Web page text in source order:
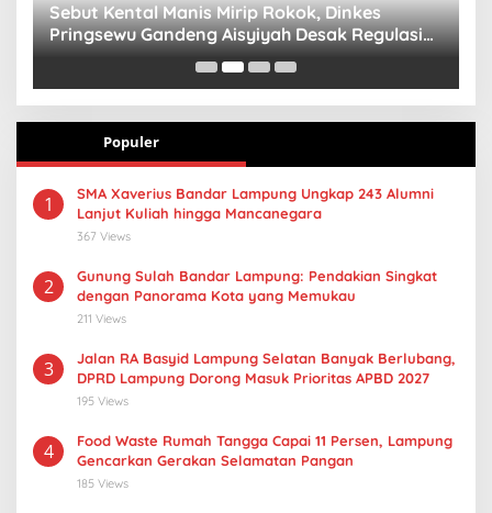
Sebut Kental Manis Mirip Rokok, Dinkes
Pringsewu Gandeng Aisyiyah Desak Regulasi
Gizi Anak
Populer
1
SMA Xaverius Bandar Lampung Ungkap 243 Alumni
Lanjut Kuliah hingga Mancanegara
367 Views
2
Gunung Sulah Bandar Lampung: Pendakian Singkat
dengan Panorama Kota yang Memukau
211 Views
3
Jalan RA Basyid Lampung Selatan Banyak Berlubang,
DPRD Lampung Dorong Masuk Prioritas APBD 2027
195 Views
4
Food Waste Rumah Tangga Capai 11 Persen, Lampung
Gencarkan Gerakan Selamatan Pangan
185 Views